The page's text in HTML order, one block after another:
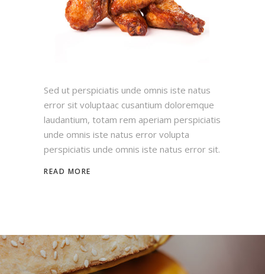
Sed ut perspiciatis unde omnis iste natus
error sit voluptaac cusantium doloremque
laudantium, totam rem aperiam perspiciatis
unde omnis iste natus error volupta
perspiciatis unde omnis iste natus error sit.
READ MORE